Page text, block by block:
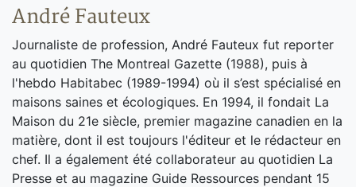
André Fauteux
Journaliste de profession, André Fauteux fut reporter
au quotidien The Montreal Gazette (1988), puis à
l'hebdo Habitabec (1989-1994) où il s’est spécialisé en
maisons saines et écologiques. En 1994, il fondait La
Maison du 21e siècle, premier magazine canadien en la
matière, dont il est toujours l'éditeur et le rédacteur en
chef. Il a également été collaborateur au quotidien La
Presse et au magazine Guide Ressources pendant 15